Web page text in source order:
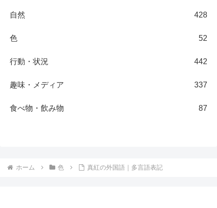
自然 428
色 52
行動・状況 442
趣味・メディア 337
食べ物・飲み物 87
ホーム 色 真紅の外国語｜多言語表記